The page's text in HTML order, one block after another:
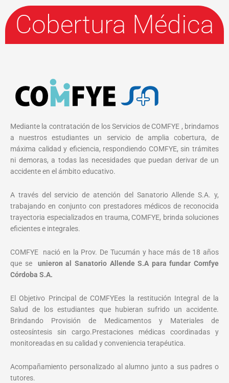
Cobertura Médica
Mediante la contratación de los Servicios de COMFYE , brindamos
a nuestros estudiantes un servicio de amplia cobertura, de
máxima calidad y eficiencia, respondiendo COMFYE, sin trámites
ni demoras, a todas las necesidades que puedan derivar de un
accidente en el ámbito educativo.
A través del servicio de atención del Sanatorio Allende S.A. y,
trabajando en conjunto con prestadores médicos de reconocida
trayectoria especializados en trauma, COMFYE, brinda soluciones
eficientes e integrales.
COMFYE nació en la Prov. De Tucumán y hace más de 18 años
que se
unieron al Sanatorio Allende S.A para fundar Comfye
Córdoba S.A.
El Objetivo Principal de COMFYEes la restitución Integral de la
Salud de los estudiantes que hubieran sufrido un accidente.
Brindando Provisión de Medicamentos y Materiales de
osteosíntesis sin cargo.Prestaciones médicas coordinadas y
monitoreadas en su calidad y conveniencia terapéutica.
Acompañamiento personalizado al alumno junto a sus padres o
tutores.